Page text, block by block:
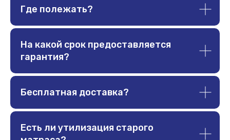
Где полежать?
На какой срок предоставляется
гарантия?
Бесплатная доставка?
Есть ли утилизация старого
Акции
сертификат
СТАТЬИ
Стоит ли покупать жёсткий матрас?
Как и какой выбрать матрас?
Категории тканей